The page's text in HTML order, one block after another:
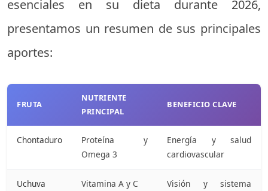
esenciales en su dieta durante 2026,
presentamos un resumen de sus principales
aportes:
FRUTA
NUTRIENTE
PRINCIPAL
BENEFICIO CLAVE
Chontaduro
Proteína y
Omega 3
Energía y salud
cardiovascular
Uchuva Vitamina A y C
Visión y sistema